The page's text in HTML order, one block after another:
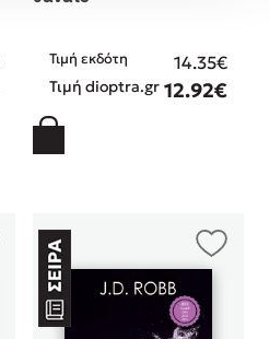
Τιμή εκδότη 14.35€
Τιμή dioptra.gr 12.92€